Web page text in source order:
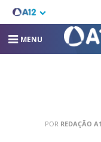
MENU
POR REDAÇÃO